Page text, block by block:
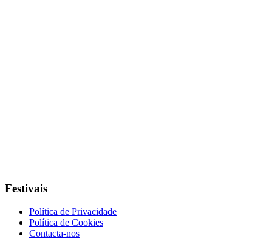
Festivais
Política de Privacidade
Política de Cookies
Contacta-nos